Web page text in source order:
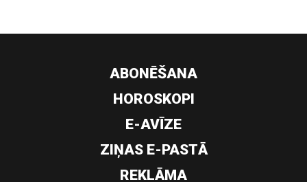
ABONĒŠANA
HOROSKOPI
E-AVĪZE
ZIŅAS E-PASTĀ
REKLĀMA